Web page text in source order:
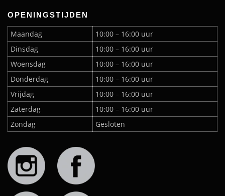
OPENINGSTIJDEN
Maandag
10:00 – 16:00 uur
Dinsdag
10:00 – 16:00 uur
Woensdag
10:00 – 16:00 uur
Donderdag
10:00 – 16:00 uur
Vrijdag
10:00 – 16:00 uur
Zaterdag
10:00 – 16:00 uur
Zondag
Gesloten